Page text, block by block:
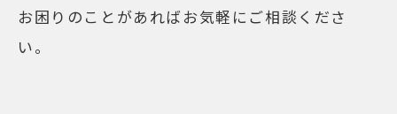
お困りのことがあればお気軽にご相談くださ
い。